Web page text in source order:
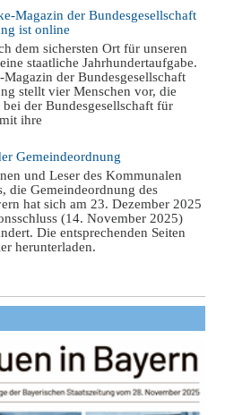
Magazin der Bundesgesellschaft
ist online
dem sichersten Ort für unseren
staatliche Jahrhundertaufgabe.
der Bundesgesellschaft
stellt vier Menschen vor, die
der Bundesgesellschaft für
ihre
Gemeindeordnung
und Leser des Kommunalen
die Gemeindeordnung des
hat sich am 23. Dezember 2025
(14. November 2025)
Die entsprechenden Seiten
herunterladen.